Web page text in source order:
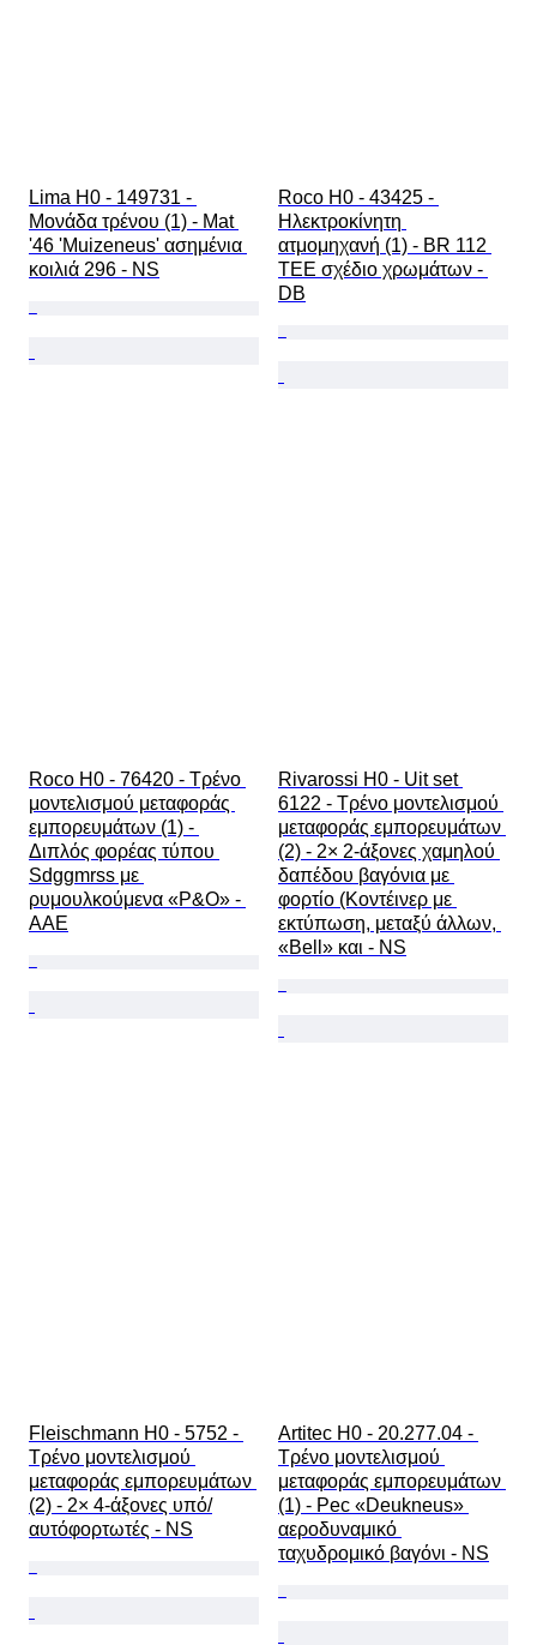
Lima H0 - 149731 -
Μονάδα τρένου (1) - Mat
'46 'Muizeneus' ασημένια
κοιλιά 296 - NS
Roco H0 - 43425 -
Ηλεκτροκίνητη
ατμομηχανή (1) - BR 112
TEE σχέδιο χρωμάτων -
DB
Roco H0 - 76420 - Τρένο
μοντελισμού μεταφοράς
εμπορευμάτων (1) -
Διπλός φορέας τύπου
Sdggmrss με
ρυμουλκούμενα «P&O» -
AAE
Rivarossi H0 - Uit set
6122 - Τρένο μοντελισμού
μεταφοράς εμπορευμάτων
(2) - 2× 2-άξονες χαμηλού
δαπέδου βαγόνια με
φορτίο (Κοντέινερ με
εκτύπωση, μεταξύ άλλων,
«Bell» και - NS
Fleischmann H0 - 5752 -
Τρένο μοντελισμού
μεταφοράς εμπορευμάτων
(2) - 2× 4-άξονες υπό/
αυτόφορτωτές - NS
Artitec H0 - 20.277.04 -
Τρένο μοντελισμού
μεταφοράς εμπορευμάτων
(1) - Pec «Deukneus»
αεροδυναμικό
ταχυδρομικό βαγόνι - NS